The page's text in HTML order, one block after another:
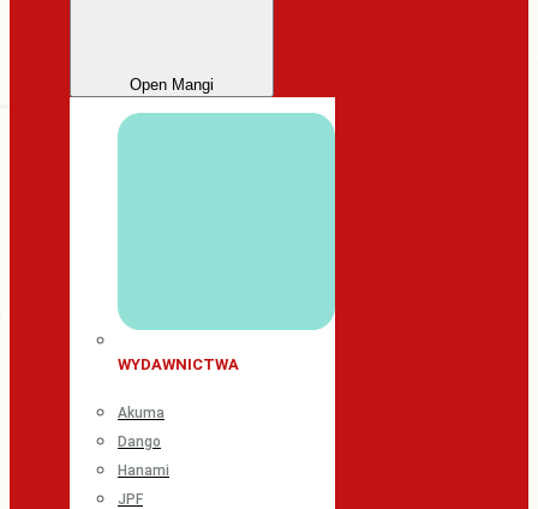
Open Mangi
WYDAWNICTWA
Akuma
Dango
Hanami
JPF